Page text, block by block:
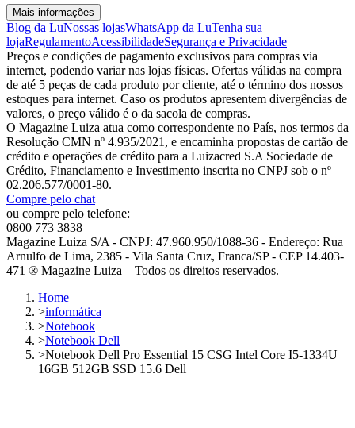
Mais informações
Blog da LuNossas lojasWhatsApp da LuTenha sua
lojaRegulamentoAcessibilidadeSegurança e Privacidade
Preços e condições de pagamento exclusivos para compras via
internet, podendo variar nas lojas físicas. Ofertas válidas na compra
de até 5 peças de cada produto por cliente, até o término dos nossos
estoques para internet. Caso os produtos apresentem divergências de
valores, o preço válido é o da sacola de compras.
O Magazine Luiza atua como correspondente no País, nos termos da
Resolução CMN nº 4.935/2021, e encaminha propostas de cartão de
crédito e operações de crédito para a Luizacred S.A Sociedade de
Crédito, Financiamento e Investimento inscrita no CNPJ sob o nº
02.206.577/0001-80.
Compre pelo chat
ou compre pelo telefone:
0800 773 3838
Magazine Luiza S/A - CNPJ: 47.960.950/1088-36 - Endereço: Rua
Arnulfo de Lima, 2385 - Vila Santa Cruz, Franca/SP - CEP 14.403-
471 ® Magazine Luiza – Todos os direitos reservados.
Home
>informática
>Notebook
>Notebook Dell
>Notebook Dell Pro Essential 15 CSG Intel Core I5-1334U
16GB 512GB SSD 15.6 Dell